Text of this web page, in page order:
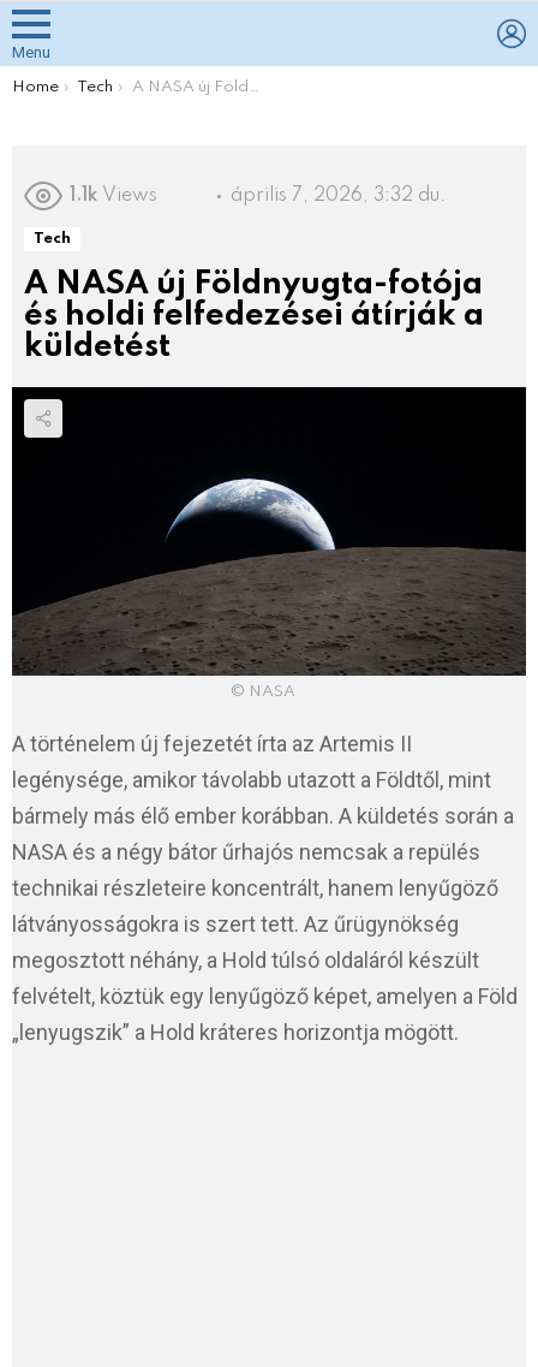
Menu
You are here:
Home Tech A NASA új Földnyugta-fotója és holdi felfedezései átírják a küldetést
1.1k Views április 7, 2026, 3:32 du.
Tech
A NASA új Földnyugta-fotója
és holdi felfedezései átírják a
küldetést
© NASA
A történelem új fejezetét írta az Artemis II
legénysége, amikor távolabb utazott a Földtől, mint
bármely más élő ember korábban. A küldetés során a
NASA és a négy bátor űrhajós nemcsak a repülés
technikai részleteire koncentrált, hanem lenyűgöző
látványosságokra is szert tett. Az űrügynökség
megosztott néhány, a Hold túlsó oldaláról készült
felvételt, köztük egy lenyűgöző képet, amelyen a Föld
„lenyugszik” a Hold kráteres horizontja mögött.